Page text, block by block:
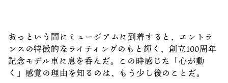
あっという間にミュージアムに到着すると、エントラ
ンスの特徴的なライティングのもと輝く、創立100周年
記念モデル車に息を呑んだ。この時感じた「心が動
く」感覚の理由を知るのは、もう少し後のことだ。